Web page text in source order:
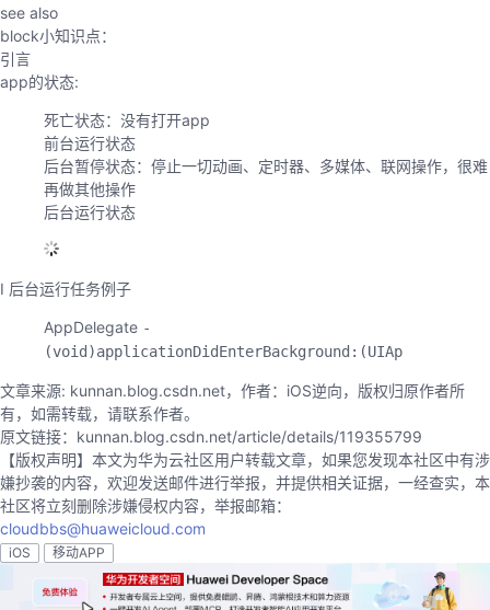
藏
see also
block小知识点：
引言
app的状态:
死亡状态：没有打开app
前台运行状态
后台暂停状态：停止一切动画、定时器、多媒体、联网操作，很难
再做其他操作
后台运行状态
I 后台运行任务例子
AppDelegate -
(void)applicationDidEnterBackground:(UIAp
文章来源: kunnan.blog.csdn.net，作者：iOS逆向，版权归原作者所
有，如需转载，请联系作者。
原文链接：kunnan.blog.csdn.net/article/details/119355799
【版权声明】本文为华为云社区用户转载文章，如果您发现本社区中有涉
嫌抄袭的内容，欢迎发送邮件进行举报，并提供相关证据，一经查实，本
社区将立刻删除涉嫌侵权内容，举报邮箱：
cloudbbs@huaweicloud.com
iOS 移动APP